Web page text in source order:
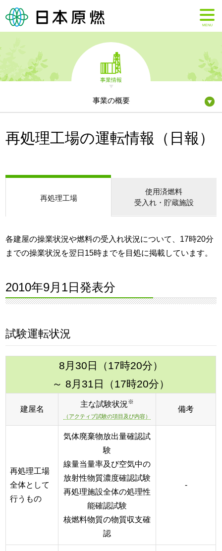
MENU
事業情報
事業の概要
再処理工場の運転情報（日報）
再処理工場
使用済燃料
受入れ・貯蔵施設
各建屋の操業状況や燃料の受入れ状況について、17時20分
までの操業状況を翌日15時までを目処に掲載しています。
2010年9月1日発表分
試験運転状況
8月30日（17時20分）
～ 8月31日（17時20分）
建屋名
主な試験状況※
（アクティブ試験の項目及び内容）
備考
再処理工場
全体として
行うもの
気体廃棄物放出量確認試
験
線量当量率及び空気中の
放射性物質濃度確認試験
再処理施設全体の処理性
能確認試験
核燃料物質の物質収支確
認
-